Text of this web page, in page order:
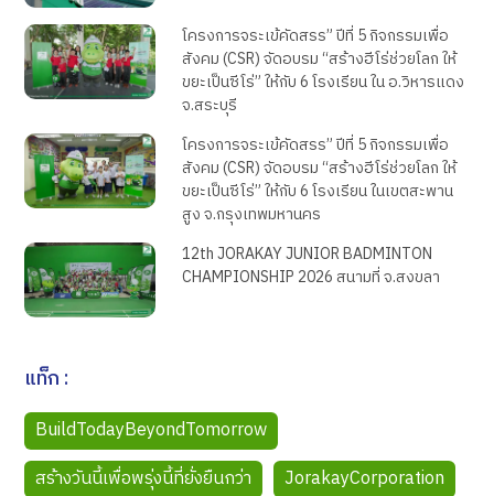
โครงการจระเข้คัดสรร” ปีที่ 5 กิจกรรมเพื่อ
สังคม (CSR) จัดอบรม “สร้างฮีโร่ช่วยโลก ให้
ขยะเป็นซีโร่” ให้กับ 6 โรงเรียน ใน อ.วิหารแดง
จ.สระบุรี
โครงการจระเข้คัดสรร” ปีที่ 5 กิจกรรมเพื่อ
สังคม (CSR) จัดอบรม “สร้างฮีโร่ช่วยโลก ให้
ขยะเป็นซีโร่” ให้กับ 6 โรงเรียน ในเขตสะพาน
สูง จ.กรุงเทพมหานคร
12th JORAKAY JUNIOR BADMINTON
CHAMPIONSHIP 2026 สนามที่ จ.สงขลา
แท็ก :
BuildTodayBeyondTomorrow
สร้างวันนี้เพื่อพรุ่งนี้ที่ยั่งยืนกว่า
JorakayCorporation